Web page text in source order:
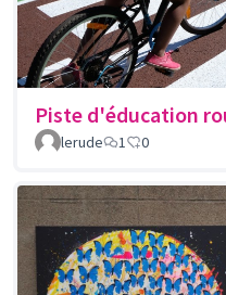
Piste d'éducation
lerude
1 0